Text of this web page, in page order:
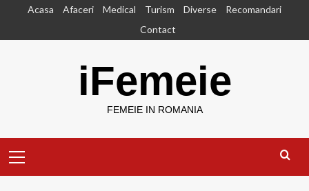
content
Acasa Afaceri Medical Turism Diverse
Recomandari
Contact
iFemeie
FEMEIE IN ROMANIA
Menu